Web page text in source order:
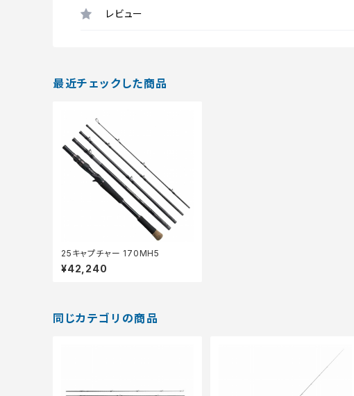
レビュー
最近チェックした商品
25キャプチャー 170MH5
¥42,240
同じカテゴリの商品